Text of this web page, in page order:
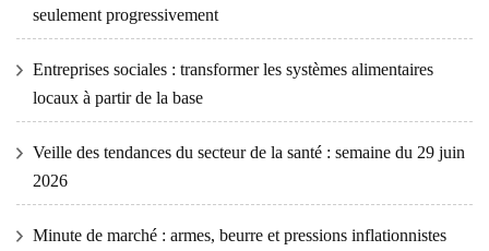
seulement progressivement
Entreprises sociales : transformer les systèmes alimentaires
locaux à partir de la base
Veille des tendances du secteur de la santé : semaine du 29 juin
2026
Minute de marché : armes, beurre et pressions inflationnistes